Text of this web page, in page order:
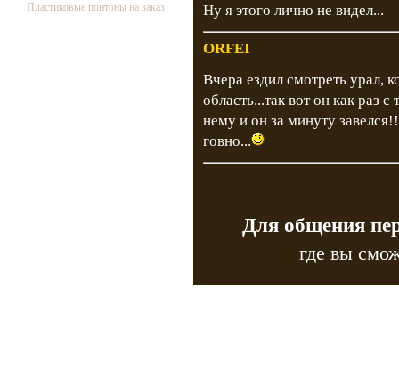
Пластиковые понтоны на заказ
Ну я этого лично не видел...
ORFEI
Вчера ездил смотреть урал,
область...так вот он как
нему и он за минуту
говно...
Для общения
где вы